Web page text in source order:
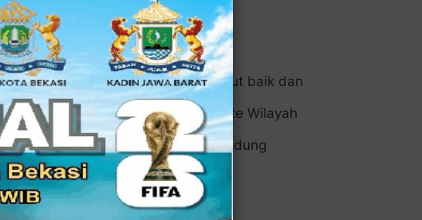
MPR RI Bambang Soesatyo (Bamsoet).
Jakarta Heikal Safar, menyambut baik dan
RI bersama Dewan UKM Komite Wilayah
Keluarga (PKK) DKI di Gedung
Jakarta Pusat, Selasa (6/6/2023).